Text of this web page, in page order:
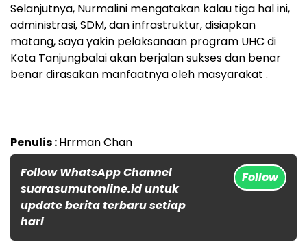
Selanjutnya, Nurmalini mengatakan kalau tiga hal ini,
administrasi, SDM, dan infrastruktur, disiapkan
matang, saya yakin pelaksanaan program UHC di
Kota Tanjungbalai akan berjalan sukses dan benar
benar dirasakan manfaatnya oleh masyarakat .
Penulis :Hrrman Chan
Follow WhatsApp Channel
suarasumutonline.id untuk
update berita terbaru setiap
hari
Follow